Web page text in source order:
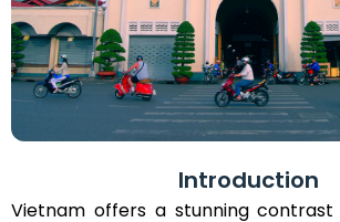
Introduction
Vietnam offers a stunning